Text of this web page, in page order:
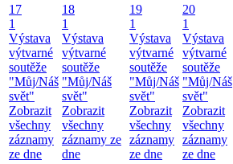
17
1
Výstava
výtvarné
soutěže
"Můj/Náš
svět"
Zobrazit
všechny
záznamy
ze dne
18
1
Výstava
výtvarné
soutěže
"Můj/Náš
svět"
Zobrazit
všechny
záznamy ze
dne
19
1
Výstava
výtvarné
soutěže
"Můj/Náš
svět"
Zobrazit
všechny
záznamy
ze dne
20
1
Výstava
výtvarné
soutěže
"Můj/Náš
svět"
Zobrazit
všechny
záznamy
ze dne